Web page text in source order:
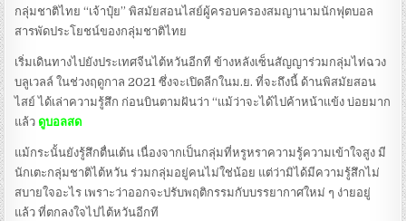
กลุ่มชาติไทย “เจ้าปุ๋ย” พิสมัยสอนไสย์ผู้ครอบครองสมญานามนักฟุตบอล
สารพัดประโยชน์ของกลุ่มชาติไทย
เริ่มเดินทางไปยังประเทศจีนไต้หวันอีกที ข้างหลังเซ็นสัญญาร่วมกลุ่มไท่ฉวง
บลูเวลล์ ในช่วงฤดูกาล 2021 ซึ่งจะเปิดลีกในม.ย. ที่จะถึงนี้ ด้านพิสมัยสอน
ไสย์ ได้เล่าความรู้สึก ก่อนบินตามฝันว่า “แม้ว่าจะได้ไปค้าหน้าแข้ง บ่อยมาก
แล้ว ดูบอลสด
แม้กระนั้นยังรู้สึกตื่นเต้น เนื่องจากเป็นกลุ่มที่หรูหราความรู้ความเข้าใจสูง มี
นักเตะกลุ่มชาติไต้หวัน ร่วมกลุ่มอยู่คนไม่ใช่น้อย แต่ว่ามิได้มีความรู้สึกไม่
สบายใจอะไร เพราะว่าออกจะปรับพฤติกรรมกับบรรยากาศใหม่ ๆ ง่ายอยู่
แล้ว ที่ตกลงใจไปไต้หวันอีกที